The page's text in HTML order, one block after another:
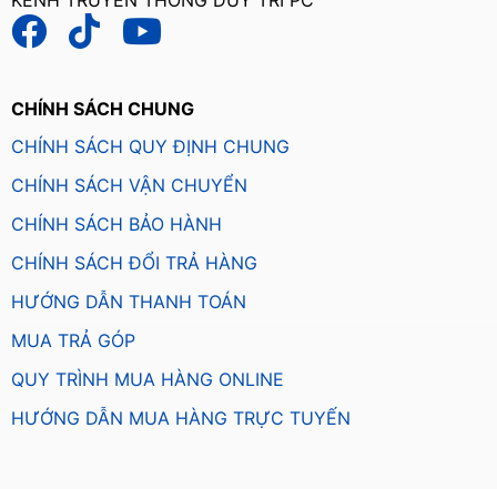
CHÍNH SÁCH CHUNG
CHÍNH SÁCH QUY ĐỊNH CHUNG
CHÍNH SÁCH VẬN CHUYỂN
CHÍNH SÁCH BẢO HÀNH
CHÍNH SÁCH ĐỔI TRẢ HÀNG
HƯỚNG DẪN THANH TOÁN
MUA TRẢ GÓP
QUY TRÌNH MUA HÀNG ONLINE
HƯỚNG DẪN MUA HÀNG TRỰC TUYẾN